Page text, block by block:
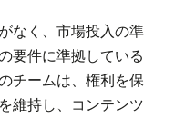
なく、市場投入の準
要件に準拠している
チームは、権利を保
維持し、コンテンツ